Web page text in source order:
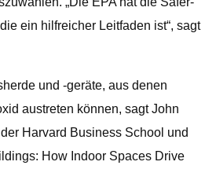
ein hilfreicher Leitfaden ist“, sagt
und -geräte, aus denen
austreten können, sagt John
Harvard Business School und
How Indoor Spaces Drive